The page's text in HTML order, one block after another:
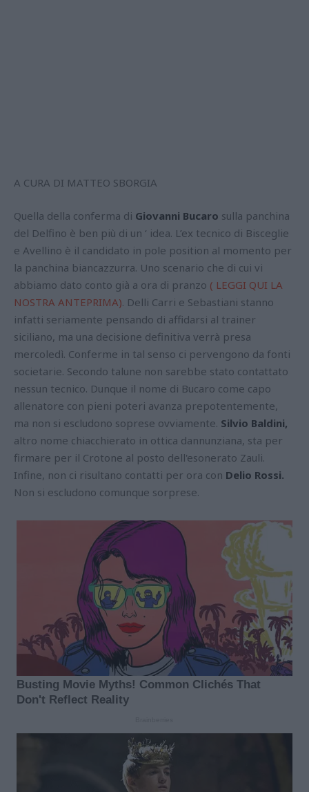
A CURA DI MATTEO SBORGIA
Quella della conferma di Giovanni Bucaro sulla panchina
del Delfino è ben più di un ‘ idea. L’ex tecnico di Bisceglie
e Avellino è il candidato in pole position al momento per
la panchina biancazzurra. Uno scenario che di cui vi
abbiamo dato conto già a ora di pranzo ( LEGGI QUI LA
NOSTRA ANTEPRIMA). Delli Carri e Sebastiani stanno
infatti seriamente pensando di affidarsi al trainer
siciliano, ma una decisione definitiva verrà presa
mercoledì. Conferme in tal senso ci pervengono da fonti
societarie. Secondo talune non sarebbe stato contattato
nessun tecnico. Dunque il nome di Bucaro come capo
allenatore con pieni poteri avanza prepotentemente,
ma non si escludono soprese ovviamente. Silvio Baldini,
altro nome chiacchierato in ottica dannunziana, sta per
firmare per il Crotone al posto dell'esonerato Zauli.
Infine, non ci risultano contatti per ora con Delio Rossi.
Non si escludono comunque sorprese.